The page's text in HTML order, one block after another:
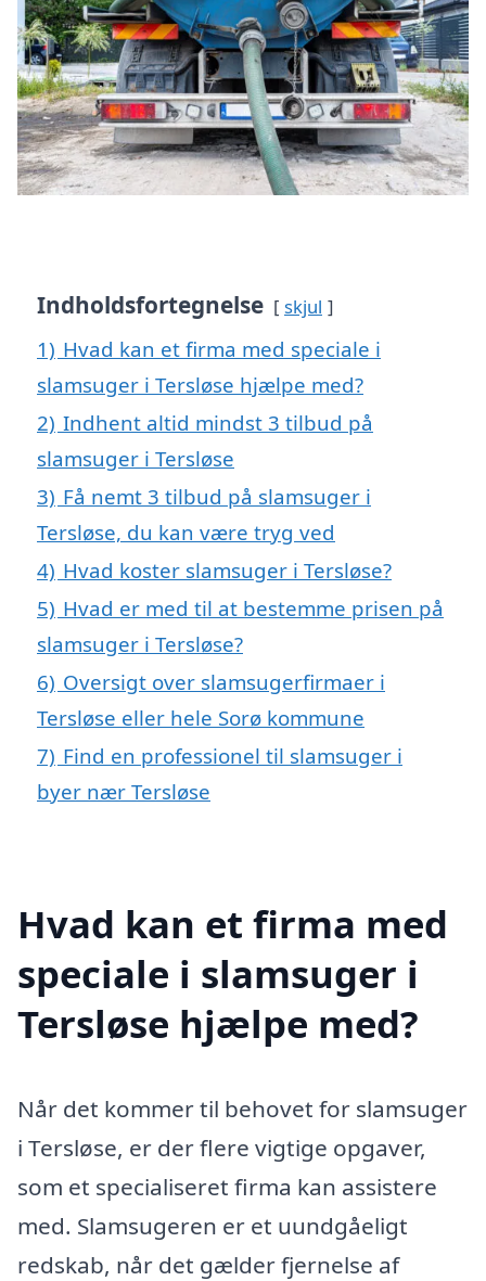
Indholdsfortegnelse skjul
1) Hvad kan et firma med speciale i
slamsuger i Tersløse hjælpe med?
2) Indhent altid mindst 3 tilbud på
slamsuger i Tersløse
3) Få nemt 3 tilbud på slamsuger i
Tersløse, du kan være tryg ved
4) Hvad koster slamsuger i Tersløse?
5) Hvad er med til at bestemme prisen på
slamsuger i Tersløse?
6) Oversigt over slamsugerfirmaer i
Tersløse eller hele Sorø kommune
7) Find en professionel til slamsuger i
byer nær Tersløse
Hvad kan et firma med
speciale i slamsuger i
Tersløse hjælpe med?
Når det kommer til behovet for slamsuger
i Tersløse, er der flere vigtige opgaver,
som et specialiseret firma kan assistere
med. Slamsugeren er et uundgåeligt
redskab, når det gælder fjernelse af